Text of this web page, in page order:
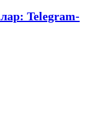
Telegram-